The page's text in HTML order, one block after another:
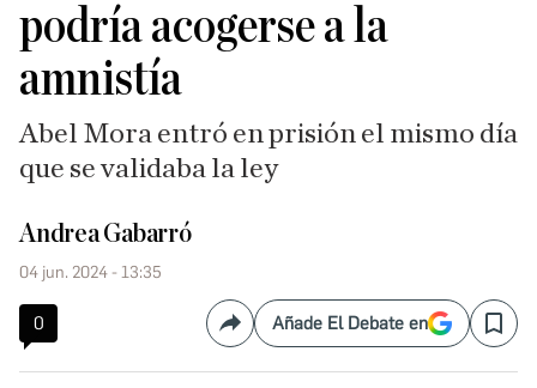
podría acogerse a la
amnistía
Abel Mora entró en prisión el mismo día
que se validaba la ley
Andrea Gabarró
04 jun. 2024 - 13:35
0 CompartirAñade El Debate en Save